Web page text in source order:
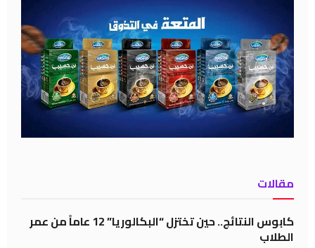
مقالات
كابوس النتائج.. حين تختزل “البكالوريا” 12 عاماً من عمر
الطلاب